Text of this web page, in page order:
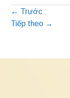
← Trước
Tiếp theo →